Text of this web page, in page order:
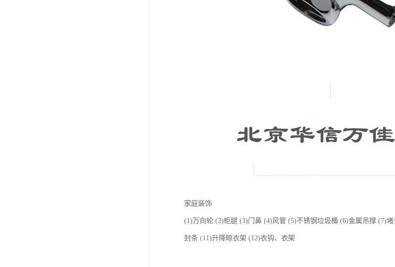
家庭装饰
(1)万向轮 (2)柜腿 (3)门鼻 (4)风管 (5)不锈钢垃圾桶 (6)金属吊撑 (7)
封条 (11)升降晾衣架 (12)衣钩、衣架